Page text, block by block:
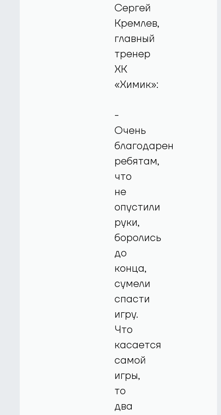
Сергей
Кремлев,
главный
тренер
ХК
«Химик»:
-
Очень
благодарен
ребятам,
что
не
опустили
руки,
боролись
до
конца,
сумели
спасти
игру.
Что
касается
самой
игры,
то
два